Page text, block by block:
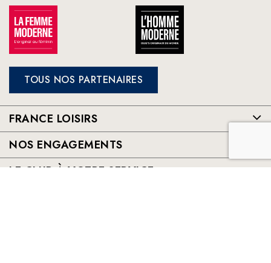
TOUS NOS PARTENAIRES
FRANCE LOISIRS
NOS ENGAGEMENTS
LE CLUB À VOTRE SERVICE